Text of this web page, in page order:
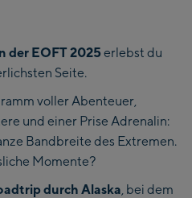
der EOFT 2025 erlebst du
Seite.
voller Abenteuer,
und einer Prise Adrenalin:
Bandbreite des Extremen.
Momente?
durch Alaska , bei dem